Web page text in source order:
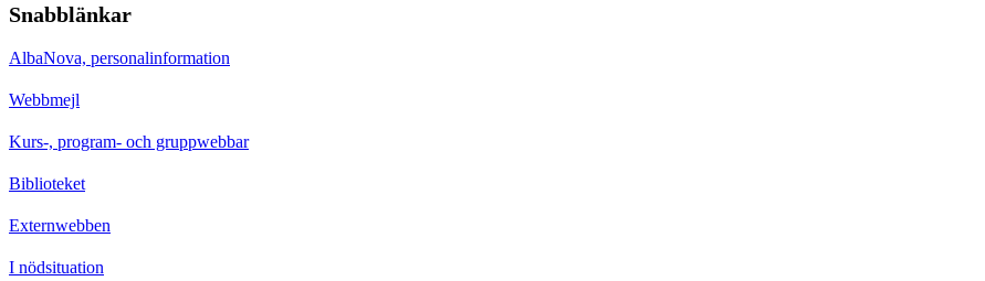
Snabblänkar
AlbaNova, personalinformation
Webbmejl
Kurs-, program- och gruppwebbar
Biblioteket
Externwebben
I nödsituation